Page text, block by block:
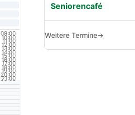
09:00
10:00
11:00
12:00
13:00
14:00
15:00
16:00
17:00
18:00
19:00
20:00
21:00
22:00
Seniorencafé
Weitere Termine→